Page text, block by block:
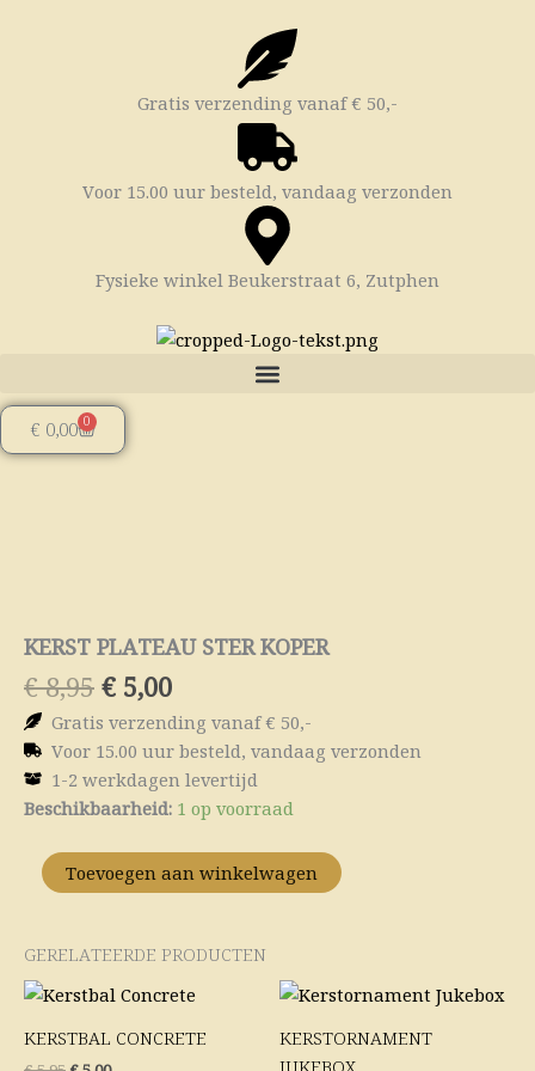
Gratis verzending vanaf € 50,-
Voor 15.00 uur besteld, vandaag verzonden
Fysieke winkel Beukerstraat 6, Zutphen
€ 0,00 0
Winkelwagen
KERST PLATEAU STER KOPER
€8,95 Oorspronkelijke
prijs
was:
€ 8,95.
€ 5,00Huidige
prijs
is:
€ 5,00.
Gratis verzending vanaf € 50,-
Voor 15.00 uur besteld, vandaag verzonden
1-2 werkdagen levertijd
Beschikbaarheid: 1 op voorraad
Kerst
Ster
Koper
aantal
Toevoegen aan winkelwagen
GERELATEERDE PRODUCTEN
KERSTBAL CONCRETE
Oorspronkelijke
prijs
was:
€ 5,95.
Huidige
prijs
is:
€ 5,00.
KERSTORNAMENT
JUKEBOX
Oorspronkelijke
prijs
was:
€ 16,95.
Huidige
prijs
is:
€ 10,00.